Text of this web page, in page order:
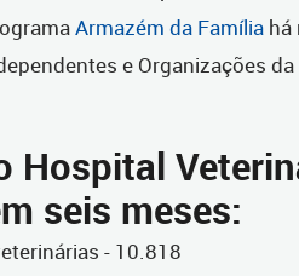
Armazém da Família há
e Organizações
Hospital
seis meses:
- 10.818